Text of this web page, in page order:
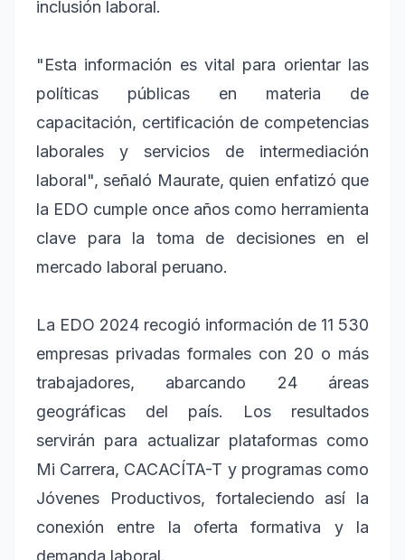
inclusión laboral.
"Esta información es vital para orientar las
políticas públicas en materia de
capacitación, certificación de competencias
laborales y servicios de intermediación
laboral", señaló Maurate, quien enfatizó que
la EDO cumple once años como herramienta
clave para la toma de decisiones en el
mercado laboral peruano.
La EDO 2024 recogió información de 11 530
empresas privadas formales con 20 o más
trabajadores, abarcando 24 áreas
geográficas del país. Los resultados
servirán para actualizar plataformas como
Mi Carrera, CACACÍTA-T y programas como
Jóvenes Productivos, fortaleciendo así la
conexión entre la oferta formativa y la
demanda laboral.